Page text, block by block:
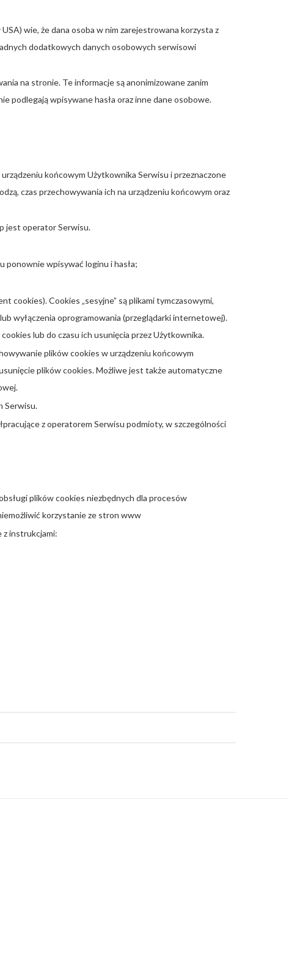
wie, że dana osoba w nim zarejestrowana korzysta z
dodatkowych danych osobowych serwisowi
na stronie. Te informacje są anonimizowane zanim
podlegają wpisywane hasła oraz inne dane osobowe.
końcowym Użytkownika Serwisu i przeznaczone
czas przechowywania ich na urządzeniu końcowym oraz
jest operator Serwisu.
ponownie wpisywać loginu i hasła;
cookies). Cookies „sesyjne” są plikami tymczasowymi,
wyłączenia oprogramowania (przeglądarki internetowej).
lub do czasu ich usunięcia przez Użytkownika.
plików cookies w urządzeniu końcowym
plików cookies. Możliwe jest także automatyczne
Serwisu.
z operatorem Serwisu podmioty, w szczególności
plików cookies niezbędnych dla procesów
korzystanie ze stron www
z instrukcjami: